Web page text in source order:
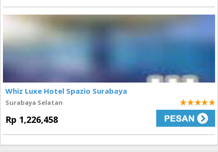
Whiz Luxe Hotel Spazio Surabaya
Surabaya Selatan
Rp 1,226,458
5